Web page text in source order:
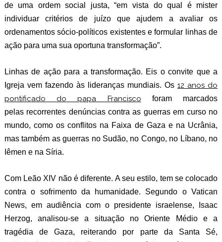
de uma ordem social justa, “em vista do qual é mister
individuar critérios de juízo que ajudem a avaliar os
ordenamentos sócio-políticos existentes e formular linhas de
ação para uma sua oportuna transformação”.
Linhas de ação para a transformação. Eis o convite que a
Igreja vem fazendo às lideranças mundiais. Os12 anos do
pontificado do papa Francisco foram marcados
pelas recorrentes denúncias contra as guerras em curso no
mundo, como os conflitos na Faixa de Gaza e na Ucrânia,
mas também as guerras no Sudão, no Congo, no Líbano, no
Iêmen e na Síria.
Com Leão XIV não é diferente. A seu estilo, tem se colocado
contra o sofrimento da humanidade. Segundo o Vatican
News, em audiência com o presidente israelense, Isaac
Herzog, analisou-se a situação no Oriente Médio e a
tragédia de Gaza, reiterando por parte da Santa Sé,